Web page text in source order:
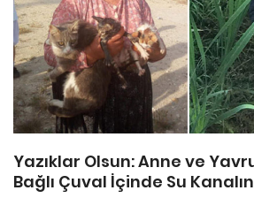
Yazıklar Olsun: Anne ve
Bağlı Çuval İçinde Su